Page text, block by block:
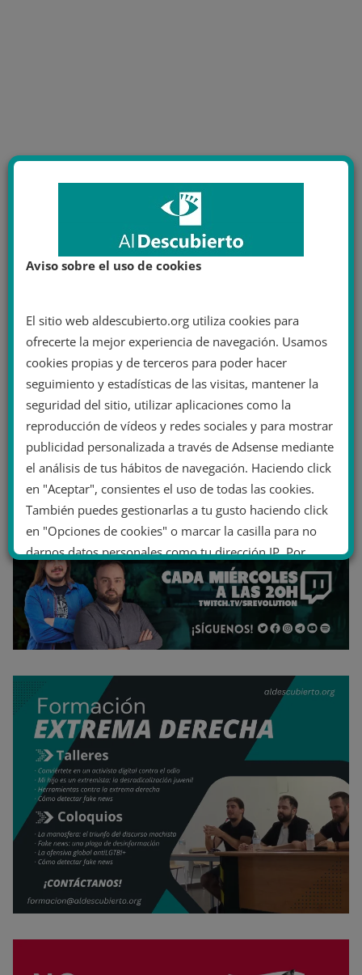
Aviso sobre el uso de cookies
El sitio web aldescubierto.org utiliza cookies para
ofrecerte la mejor experiencia de navegación. Usamos
cookies propias y de terceros para poder hacer
seguimiento y estadísticas de las visitas, mantener la
seguridad del sitio, utilizar aplicaciones como la
reproducción de vídeos y redes sociales y para mostrar
publicidad personalizada a través de Adsense mediante
el análisis de tus hábitos de navegación. Haciendo click
en "Aceptar", consientes el uso de todas las cookies.
También puedes gestionarlas a tu gusto haciendo click
en "Opciones de cookies" o marcar la casilla para no
darnos datos personales como tu dirección IP. Por
último, puedes leer nuestra Política de cookies.
No dar mi información personal
.
Opciones de cookies Aceptar cookies
Rechazar cookies Política de cookies